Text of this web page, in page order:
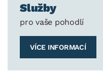
Služby
pro vaše pohodlí
VÍCE INFORMACÍ